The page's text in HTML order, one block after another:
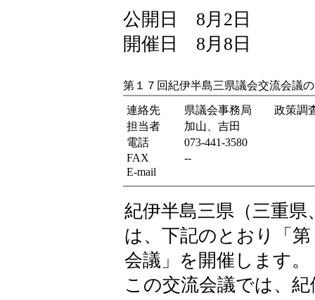
公開日 8月2日
開催日 8月8日
第１７回紀伊半島三県議会交流会議
連絡先
県議会事務局 政策調
担当者
加山、吉田
電話
073-441-3580
FAX
--
E-mail
紀伊半島三県（三重
は、下記のとおり「
会議」を開催します。
この交流会議では、